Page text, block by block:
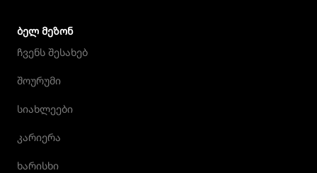
ᲑᲔᲚ ᲛᲔᲖᲝᲜ
ჩვენს შესახებ
შოურუმი
სიახლეები
კარიერა
ხარისხი